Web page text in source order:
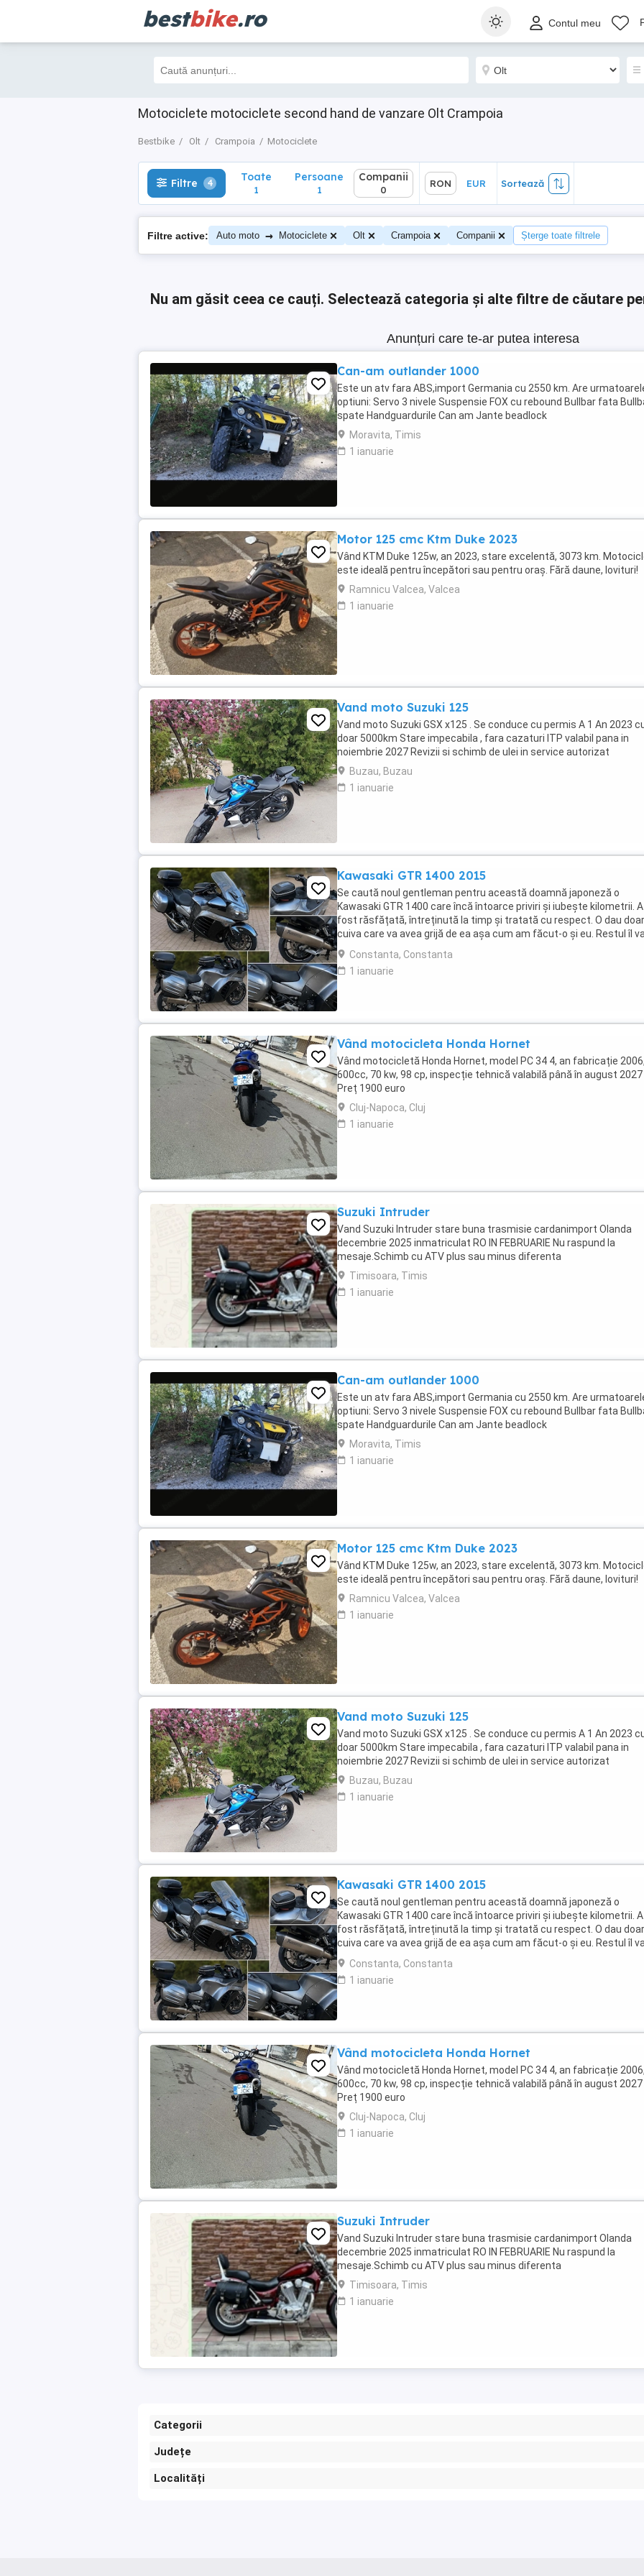
bestbike.ro Contul meu
Motociclete motociclete second hand de vanzare Olt Crampoia
Bestbike Olt Crampoia Motociclete
Filtre 4 Toate
1
Sortează
Filtre 4 Toate
1
Persoane
1
Companii
0
RON EUR Sortează
Filtre active: Auto moto → Motociclete Olt Crampoia Companii Șterge toate filtrele
Nu am găsit ceea ce cauți. Selectează categoria și alte filtre de căutare
Anunțuri care te-ar putea interesa
Can-am outlander 1000
Este un atv fara ABS,import Germania cu 2550 km. Are
optiuni: Servo 3 nivele Suspensie FOX cu rebound Bullbar fata
spate Handguardurile Can am Jante beadlock
Moravita, Timis
1 ianuarie
Motor 125 cmc Ktm Duke 2023
Vând KTM Duke 125w, an 2023, stare excelentă, 3073 km.
este ideală pentru începători sau pentru oraș. Fără daune, lovituri!
Ramnicu Valcea, Valcea
1 ianuarie
Vand moto Suzuki 125
Vand moto Suzuki GSX x125 . Se conduce cu permis A 1 An 2023
doar 5000km Stare impecabila , fara cazaturi ITP valabil pana in
noiembrie 2027 Revizii si schimb de ulei in service autorizat
Buzau, Buzau
1 ianuarie
Kawasaki GTR 1400 2015
Se caută noul gentleman pentru această doamnă japoneză o
Kawasaki GTR 1400 care încă întoarce priviri și iubește kilometrii. A
fost răsfățată, întreținută la timp și tratată cu respect. O dau doar
cuiva care va avea grijă de ea așa cum am făcut-o și eu. Restul îl
convinge ea la prima cheie. Vă ...
Constanta, Constanta
1 ianuarie
Vând motocicleta Honda Hornet
Vând motocicletă Honda Hornet, model PC 34 4, an fabricație
600cc, 70 kw, 98 cp, inspecție tehnică valabilă până în august 2027
Preț 1900 euro
Cluj-Napoca, Cluj
1 ianuarie
Suzuki Intruder
Vand Suzuki Intruder stare buna trasmisie cardanimport Olanda
decembrie 2025 inmatriculat RO IN FEBRUARIE Nu raspund la
mesaje.Schimb cu ATV plus sau minus diferenta
Timisoara, Timis
1 ianuarie
Can-am outlander 1000
Este un atv fara ABS,import Germania cu 2550 km. Are
optiuni: Servo 3 nivele Suspensie FOX cu rebound Bullbar fata
spate Handguardurile Can am Jante beadlock
Moravita, Timis
1 ianuarie
Motor 125 cmc Ktm Duke 2023
Vând KTM Duke 125w, an 2023, stare excelentă, 3073 km.
este ideală pentru începători sau pentru oraș. Fără daune, lovituri!
Ramnicu Valcea, Valcea
1 ianuarie
Vand moto Suzuki 125
Vand moto Suzuki GSX x125 . Se conduce cu permis A 1 An 2023
doar 5000km Stare impecabila , fara cazaturi ITP valabil pana in
noiembrie 2027 Revizii si schimb de ulei in service autorizat
Buzau, Buzau
1 ianuarie
Kawasaki GTR 1400 2015
Se caută noul gentleman pentru această doamnă japoneză o
Kawasaki GTR 1400 care încă întoarce priviri și iubește kilometrii. A
fost răsfățată, întreținută la timp și tratată cu respect. O dau doar
cuiva care va avea grijă de ea așa cum am făcut-o și eu. Restul îl
convinge ea la prima cheie. Vă ...
Constanta, Constanta
1 ianuarie
Vând motocicleta Honda Hornet
Vând motocicletă Honda Hornet, model PC 34 4, an fabricație
600cc, 70 kw, 98 cp, inspecție tehnică valabilă până în august 2027
Preț 1900 euro
Cluj-Napoca, Cluj
1 ianuarie
Suzuki Intruder
Vand Suzuki Intruder stare buna trasmisie cardanimport Olanda
decembrie 2025 inmatriculat RO IN FEBRUARIE Nu raspund la
mesaje.Schimb cu ATV plus sau minus diferenta
Timisoara, Timis
1 ianuarie
Categorii
Județe
Localități